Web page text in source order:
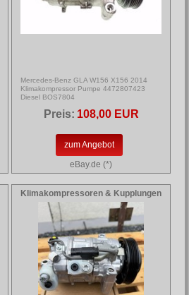
Mercedes-Benz GLA W156 X156 2014
Klimakompressor Pumpe 4472807423
Diesel BOS7804
Preis: 108,00 EUR
zum Angebot
eBay.de (*)
Klimakompressoren & Kupplungen